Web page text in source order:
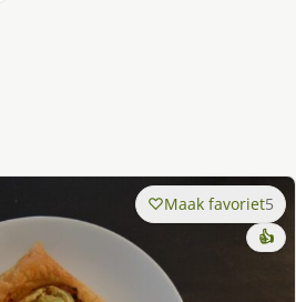
Maak favoriet5
👍